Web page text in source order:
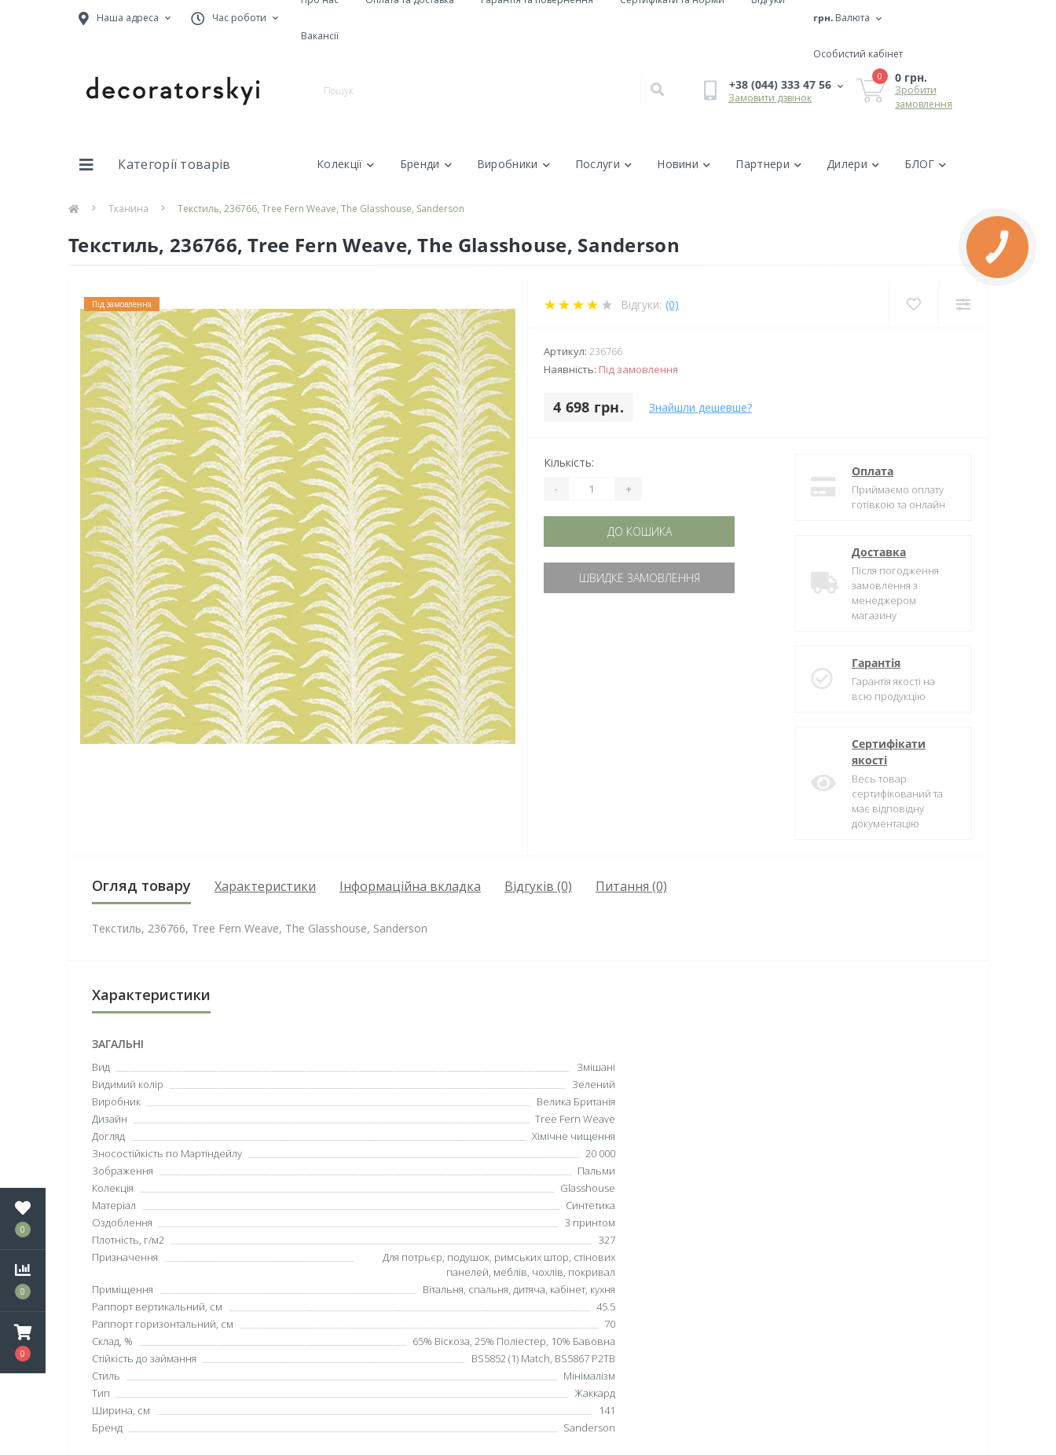
0
0
0
Наша адреса Час роботи
Вакансії
грн. Валюта
Особистий кабінет
+38 (044) 333 47 56
Замовити дзвінок
0 0 грн.
Зробити
замовлення
Категорії товарів Колекції Бренди Виробники Послуги Новини Партнери Дилери БЛОГ
Тканина Текстиль, 236766, Tree Fern Weave, The Glasshouse, Sanderson
Текстиль, 236766, Tree Fern Weave, The Glasshouse, Sanderson
Під замовлення Відгуки: (0)
Артикул: 236766
Наявність: Під замовлення
4 698 грн. Знайшли дешевше?
Кількість:
- +
ДО КОШИКА
ШВИДКЕ ЗАМОВЛЕННЯ
Оплата
Приймаємо оплату
готівкою та онлайн
Доставка
Після погодження
замовлення з
менеджером
магазину
Гарантія
Гарантія якості на
всю продукцію
Сертифікати
якості
Весь товар
сертифікований та
має відповідну
документацію
Огляд товару Характеристики Інформаційна вкладка Відгуків (0) Питання (0)
Текстиль, 236766, Tree Fern Weave, The Glasshouse, Sanderson
Характеристики
ЗАГАЛЬНІ
Вид
Змішані
Видимий колір
Зелений
Виробник
Велика Британія
Дизайн
Tree Fern Weave
Догляд
Хімічне чищення
Зносостійкість по Мартіндейлу
20 000
Зображення
Пальми
Колекція
Glasshouse
Матеріал
Синтетика
Оздоблення
З принтом
Плотність, г/м2
327
Призначення
Для потрьєр, подушок, римських штор, стінових
панелей, меблів, чохлів, покривал
Приміщення
Вітальня, спальня, дитяча, кабінет, кухня
Раппорт вертикальний, см
45.5
Раппорт горизонтальний, см
70
Склад, %
65% Віскоза, 25% Поліестер, 10% Бавовна
Стійкість до займання
BS5852 (1) Match, BS5867 P2TB
Стиль
Мінімалізм
Тип
Жаккард
Ширина, см
141
Бренд
Sanderson